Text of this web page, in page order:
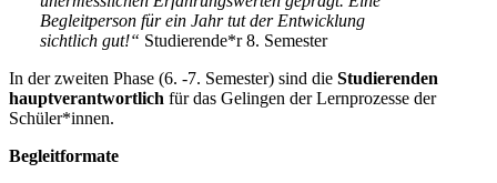
Begleitperson für ein Jahr tut der Entwicklung
sichtlich gut!“ Studierende*r 8. Semester
In der zweiten Phase (6. -7. Semester) sind die Studierenden
hauptverantwortlich für das Gelingen der Lernprozesse der
Schüler*innen.
Begleitformate